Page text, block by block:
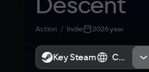
Action Indie 2026 year
Key Steam СНГ, Россия
Key Steam СНГ, Россия